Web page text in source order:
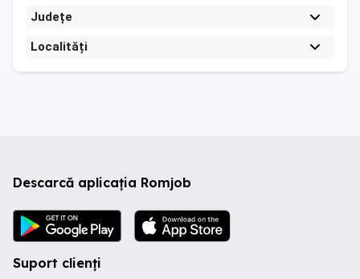
Județe
Localități
Descarcă aplicația Romjob
Suport clienți